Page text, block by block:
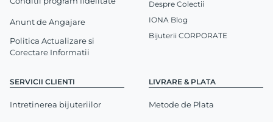
Anunt de Angajare
Politica Actualizare si
Corectare Informatii
SERVICII CLIENTI
Intretinerea bijuteriilor
LIVRARE & PLATA
Metode de Plata
Despre Colectii
IONA Blog
Bijuterii CORPORATE